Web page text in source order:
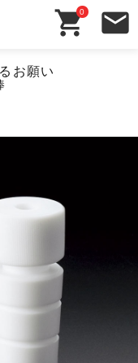
お願い
0